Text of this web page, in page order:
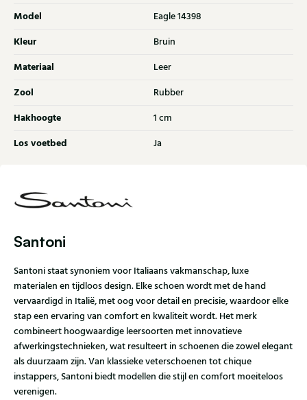
Model Eagle 14398
Kleur Bruin
Materiaal Leer
Zool Rubber
Hakhoogte 1 cm
Los voetbed Ja
Santoni
Santoni staat synoniem voor Italiaans vakmanschap, luxe
materialen en tijdloos design. Elke schoen wordt met de hand
vervaardigd in Italië, met oog voor detail en precisie, waardoor elke
stap een ervaring van comfort en kwaliteit wordt. Het merk
combineert hoogwaardige leersoorten met innovatieve
afwerkingstechnieken, wat resulteert in schoenen die zowel elegant
als duurzaam zijn. Van klassieke veterschoenen tot chique
instappers, Santoni biedt modellen die stijl en comfort moeiteloos
verenigen.